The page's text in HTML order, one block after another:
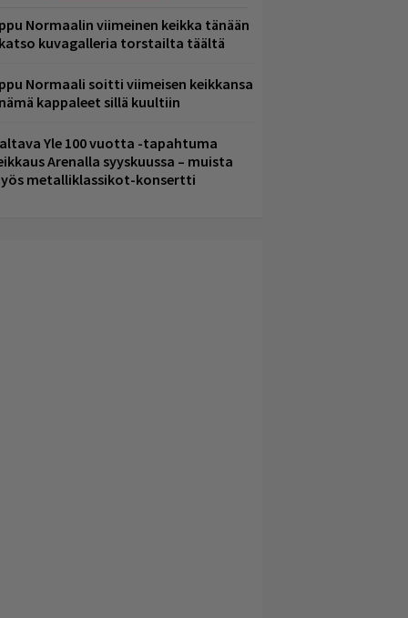
Normaalin viimeinen keikka tänään
kuvagalleria torstailta täältä
Normaali soitti viimeisen keikkansa
kappaleet sillä kuultiin
Yle 100 vuotta -tapahtuma
Arenalla syyskuussa – muista
metalliklassikot-konsertti